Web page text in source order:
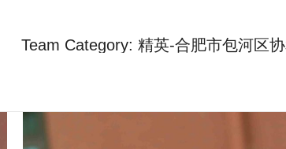
Team Category: 精英-合肥市包河区